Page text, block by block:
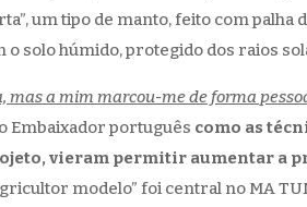
um tipo de manto, feito com palha
o solo húmido, protegido dos raios
mas a mim marcou-me de forma
Embaixador português como as
vieram permitir aumentar a
modelo” foi central no MA